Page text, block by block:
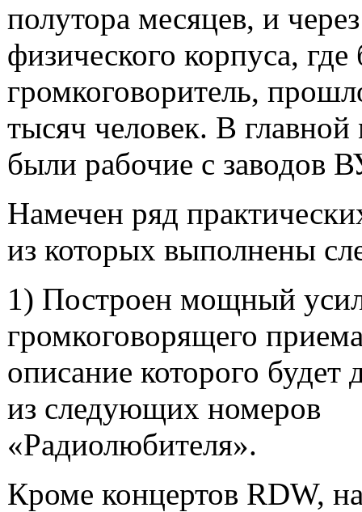
полутора месяцев, и
физического корпуса,
громкоговоритель,
тысяч человек. В главной
были рабочие с заводов
Намечен ряд
из которых выполнены
1) Построен мощный
громкоговорящего
описание которого будет
из следующих номеров
«Радиолюбителя».
Кроме концертов RDW,